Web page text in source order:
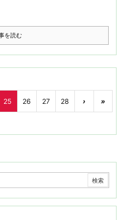
を読む
25 26 27 28 › »